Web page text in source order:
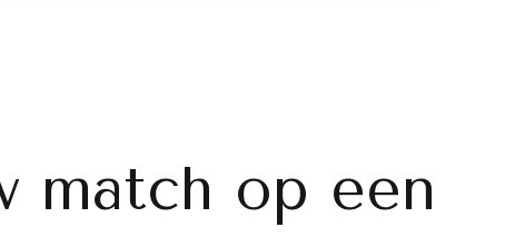
match op een